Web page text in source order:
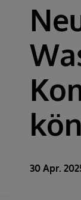
30 Apr.